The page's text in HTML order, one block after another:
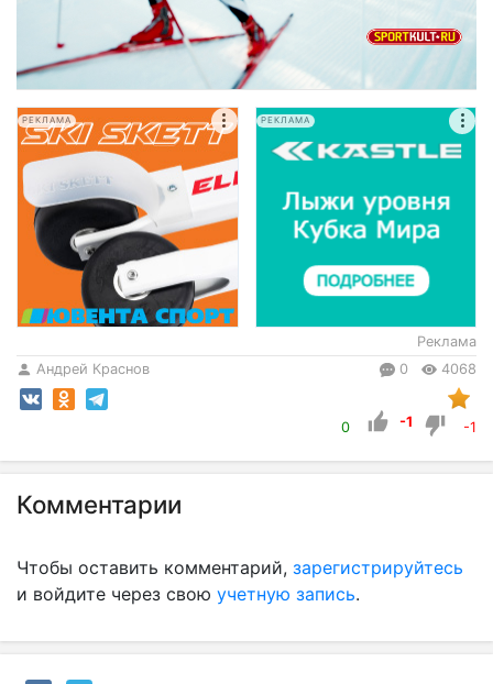
РЕКЛАМА РЕКЛАМА
Реклама
Андрей Краснов
0 4068
0 -1 -1
Комментарии
Чтобы оставить комментарий, зарегистрируйтесь
и войдите через свою учетную запись.